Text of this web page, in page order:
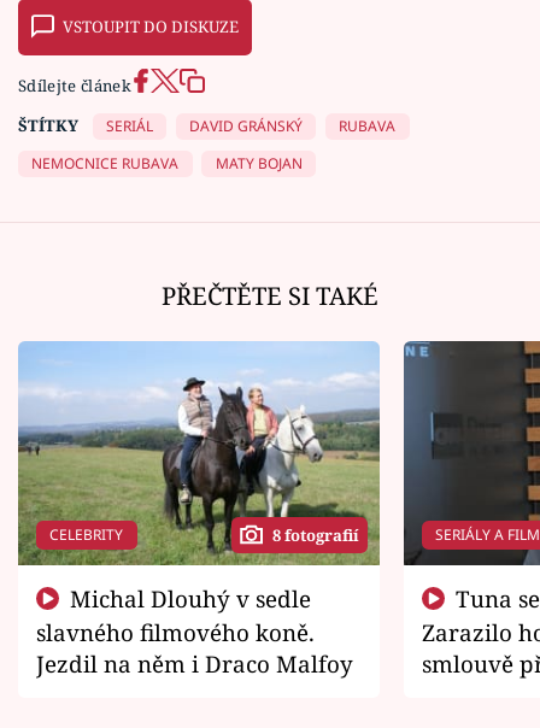
VSTOUPIT DO DISKUZE
Sdílejte článek
ŠTÍTKY
SERIÁL DAVID GRÁNSKÝ
RUBAVA
NEMOCNICE RUBAVA
MATY BOJAN
PŘEČTĚTE SI TAKÉ
CELEBRITY 8 fotografií
slavného filmového koně.
Jezdil na něm i Draco Malfoy
SERIÁLY A
Zarazilo
smlouvě